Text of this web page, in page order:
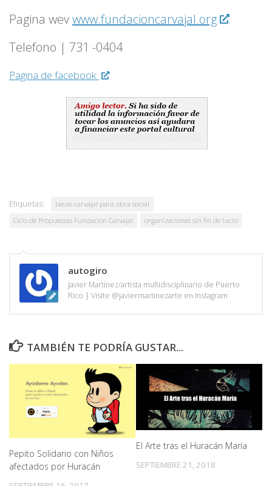
Pagina wevwww.fundacioncarvajal.org
Telefono | 731 -0404
Pagina de facebook
Etiquetas:
becas carvajal para obra social
Ciclo de Propuestas Fundación Carvajal
organizaciones sin fin de lucro
autogiro
Javier Martínez/artista multidisciplinario de Puerto
Rico | Visite @javiermartinezarte en Instagram
TAMBIÉN TE PODRÍA GUSTAR...
Pepito Solidario con Niños
afectados por Huracán
El Arte tras el Huracán María
SEPTIEMBRE 21, 2018